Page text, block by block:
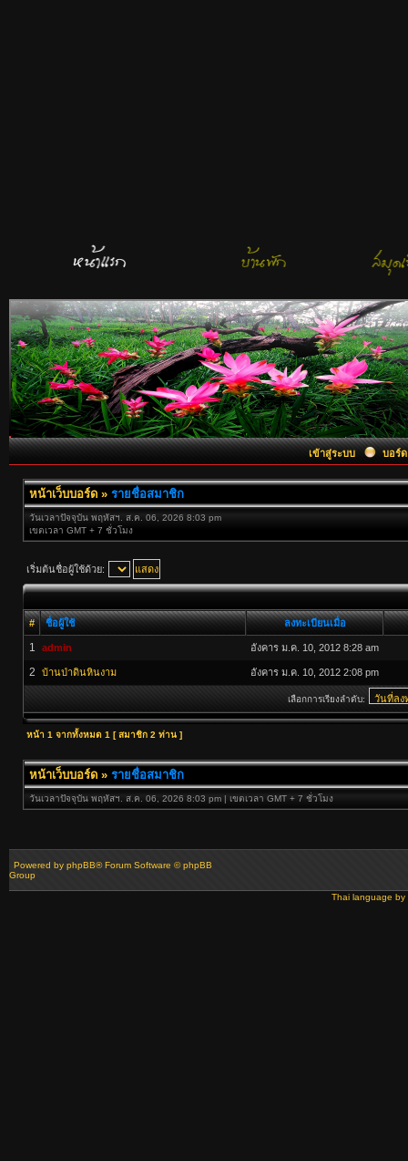
เข้าสู่ระบบ บอร์ด
หน้าเว็บบอร์ด » รายชื่อสมาชิก
วันเวลาปัจจุบัน พฤหัสฯ. ส.ค. 06, 2026 8:03 pm
เขตเวลา GMT + 7 ชั่วโมง
เริ่มต้นชื่อผู้ใช้ด้วย:
# ชื่อผู้ใช้ ลงทะเบียนเมื่อ
1 admin อังคาร ม.ค. 10, 2012 8:28 am
2 บ้านป่าดินหินงาม อังคาร ม.ค. 10, 2012 2:08 pm
เลือกการเรียงลำดับ:
หน้า 1 จากทั้งหมด 1 [ สมาชิก 2 ท่าน ]
หน้าเว็บบอร์ด » รายชื่อสมาชิก
วันเวลาปัจจุบัน พฤหัสฯ. ส.ค. 06, 2026 8:03 pm | เขตเวลา GMT + 7 ชั่วโมง
Powered by phpBB® Forum Software © phpBB
Group
Thai language by